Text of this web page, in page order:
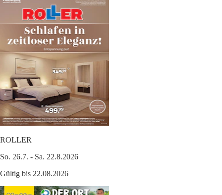
ROLLER
So. 26.7. - Sa. 22.8.2026
Gültig bis 22.08.2026